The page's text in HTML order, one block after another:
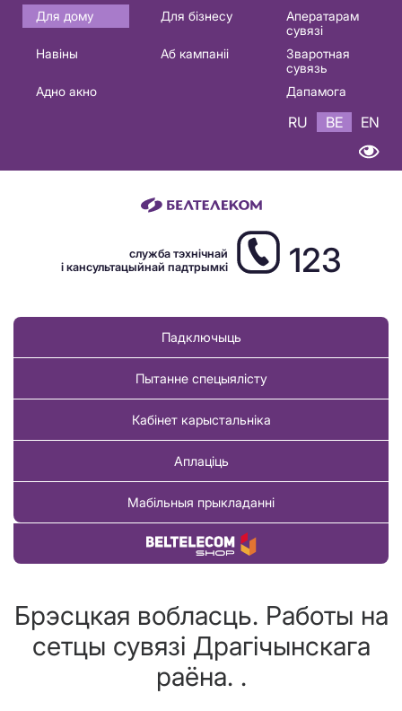
Основная
навигация
Для дому Для бізнесу
Аператарам
сувязі
Навіны
Аб кампаніі
Зваротная
сувязь
Адно акно
Дапамога
RU BE EN
служба тэхнічнай
і кансультацыйнай падтрымкі
123
Падключыць
Пытанне спецыялісту
Кабінет карыстальніка
Аплаціць
Мабільныя прыкладанні
Купіць тавар
Брэсцкая вобласць. Работы на
сетцы сувязі Драгічынскага
раёна. .